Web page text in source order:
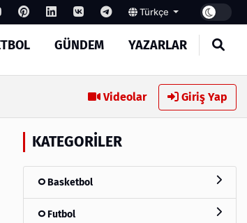
Türkçe
GÜNDEM YAZARLAR
Gaziantep İçin Önemli Spor Yatırımları Yolda
Videolar Giriş Yap
KATEGORILER
Basketbol
Futbol